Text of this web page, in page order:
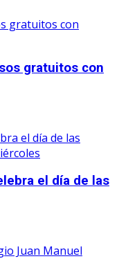
gratuitos con
el día de las